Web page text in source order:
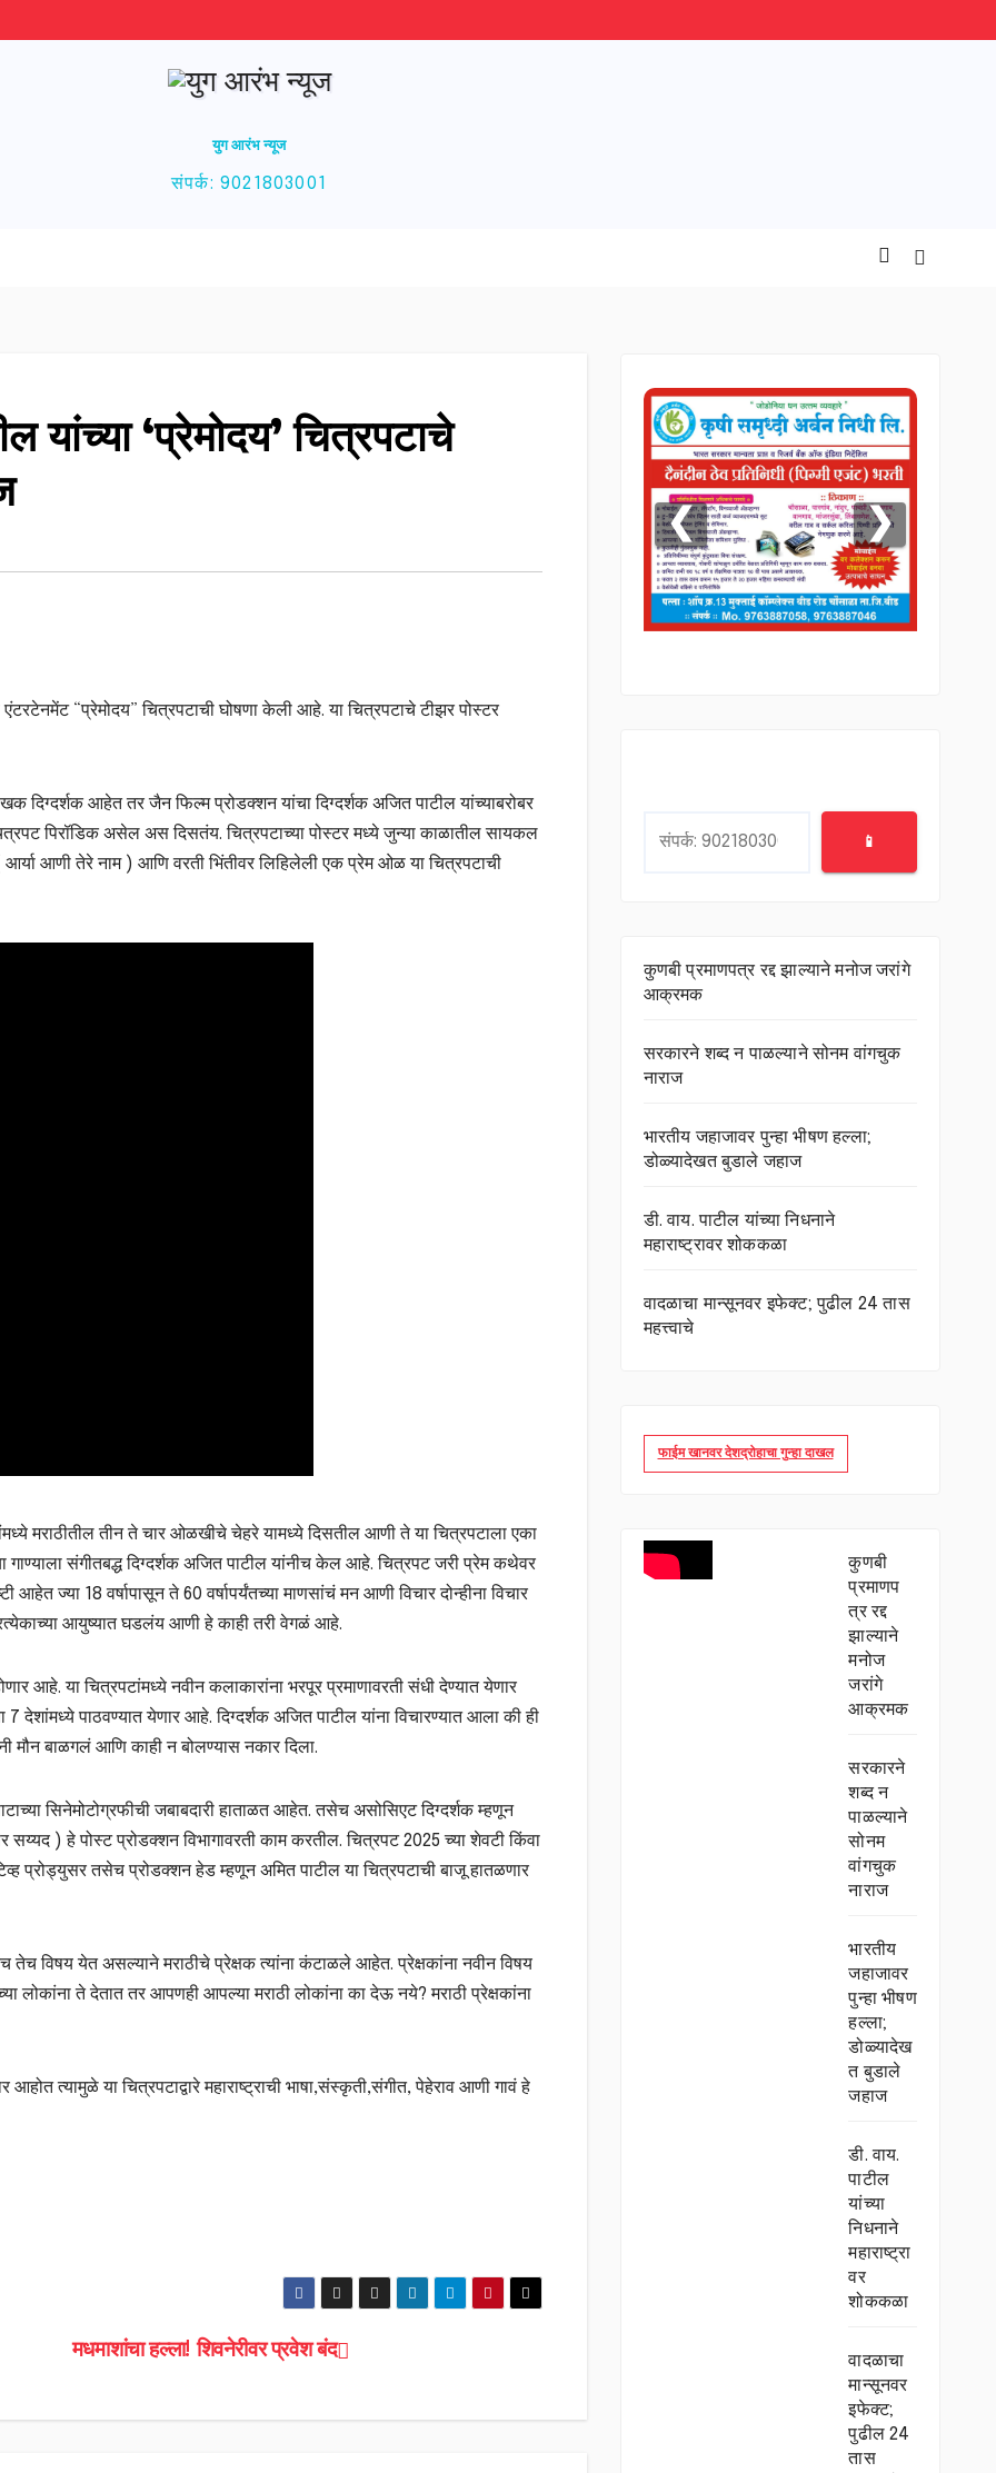
युग आरंभ न्यूज
संपर्क: 9021803001
‘प्रेमोदय’ चित्रपटाचे
“प्रेमोदय” चित्रपटाची घोषणा केली आहे. या चित्रपटाचे टीझर पोस्टर
दिग्दर्शक आहेत तर जैन फिल्म प्रोडक्शन यांचा दिग्दर्शक अजित पाटील यांच्याबरोबर
पिरॉडिक असेल अस दिसतंय. चित्रपटाच्या पोस्टर मध्ये जुन्या काळातील सायकल
आणी तेरे नाम ) आणि वरती भिंतीवर लिहिलेली एक प्रेम ओळ या चित्रपटाची
मराठीतील तीन ते चार ओळखीचे चेहरे यामध्ये दिसतील आणी ते या चित्रपटाला एका
संगीतबद्ध दिग्दर्शक अजित पाटील यांनीच केल आहे. चित्रपट जरी प्रेम कथेवर
ज्या 18 वर्षापासून ते 60 वर्षापर्यंतच्या माणसांचं मन आणी विचार दोन्हीना विचार
आयुष्यात घडलंय आणी हे काही तरी वेगळं आहे.
आहे. या चित्रपटांमध्ये नवीन कलाकारांना भरपूर प्रमाणावरती संधी देण्यात येणार
पाठवण्यात येणार आहे. दिग्दर्शक अजित पाटील यांना विचारण्यात आला की ही
मौन बाळगलं आणि काही न बोलण्यास नकार दिला.
सिनेमोटोग्रफीची जबाबदारी हाताळत आहेत. तसेच असोसिएट दिग्दर्शक म्हणून
) हे पोस्ट प्रोडक्शन विभागावरती काम करतील. चित्रपट 2025 च्या शेवटी किंवा
प्रोड्युसर तसेच प्रोडक्शन हेड म्हणून अमित पाटील या चित्रपटाची बाजू हातळणार
विषय येत असल्याने मराठीचे प्रेक्षक त्यांना कंटाळले आहेत. प्रेक्षकांना नवीन विषय
लोकांना ते देतात तर आपणही आपल्या मराठी लोकांना का देऊ नये? मराठी प्रेक्षकांना
आहोत त्यामुळे या चित्रपटाद्वारे महाराष्ट्राची भाषा,संस्कृती,संगीत, पेहेराव आणी गावं हे
मधमाशांचा हल्ला! शिवनेरीवर प्रवेश बंद
❮ ❯
📱
कुणबी प्रमाणपत्र रद्द झाल्याने मनोज जरांगे
आक्रमक
सरकारने शब्द न पाळल्याने सोनम वांगचुक
नाराज
भारतीय जहाजावर पुन्हा भीषण हल्ला;
डोळ्यादेखत बुडाले जहाज
डी. वाय. पाटील यांच्या निधनाने
महाराष्ट्रावर शोककळा
वादळाचा मान्सूनवर इफेक्ट; पुढील 24 तास
महत्त्वाचे
फाईम खानवर देशद्रोहाचा गुन्हा दाखल
कुणबी
प्रमाणप
त्र रद्द
झाल्याने
मनोज
जरांगे
आक्रमक
सरकारने
शब्द न
पाळल्याने
सोनम
वांगचुक
नाराज
भारतीय
जहाजावर
पुन्हा भीषण
हल्ला;
डोळ्यादेख
त बुडाले
जहाज
डी. वाय.
पाटील
यांच्या
निधनाने
महाराष्ट्रा
वर
शोककळा
वादळाचा
मान्सूनवर
इफेक्ट;
पुढील 24
तास